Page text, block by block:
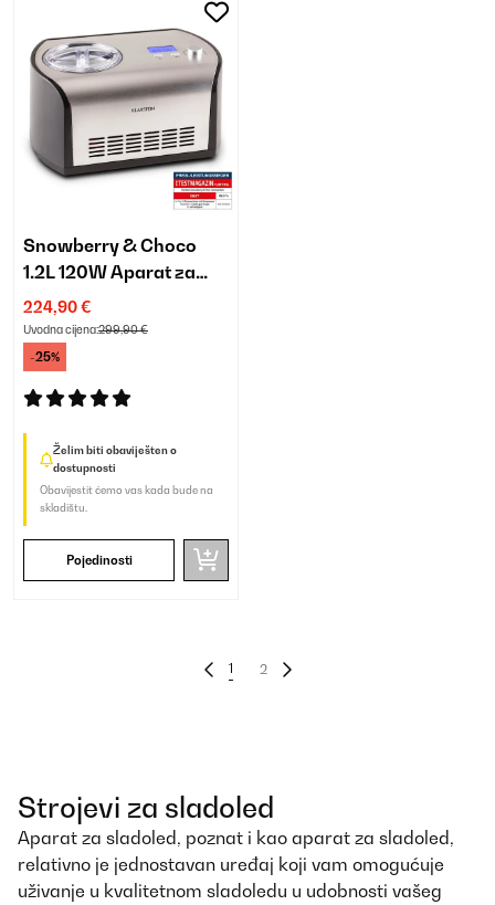
Snowberry & Choco
1.2L 120W Aparat za
Sladoled s
Kompresorom Srebro
224,90 €
Uvodna cijena:299,90 €
-25%
Želim biti obaviješten o
dostupnosti
Obavijestit ćemo vas kada bude na
skladištu.
Pojedinosti
1 2
Strojevi za sladoled
Aparat za sladoled, poznat i kao aparat za sladoled,
relativno je jednostavan uređaj koji vam omogućuje
uživanje u kvalitetnom sladoledu u udobnosti vašeg